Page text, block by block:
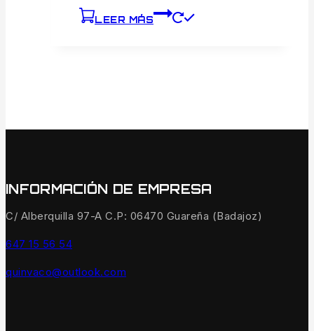
LEER MÁS
INFORMACIÓN DE EMPRESA
C/ Alberquilla 97-A C.P: 06470 Guareña (Badajoz)
647 15 56 54
quinvaco@outlook.com